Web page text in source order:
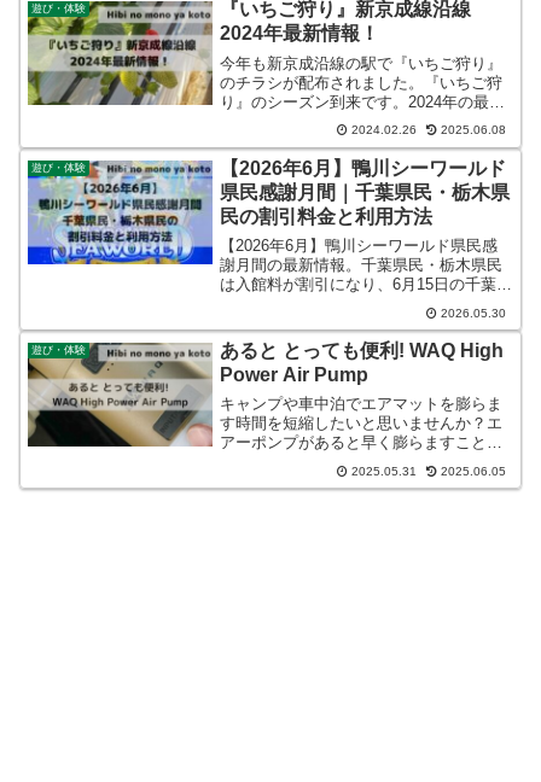
遊び・体験
『いちご狩り』新京成線沿線
2024年最新情報！
今年も新京成沿線の駅で『いちご狩り』
のチラシが配布されました。『いちご狩
り』のシーズン到来です。2024年の最新
情報を確認してみましょう。
2024.02.26 2025.06.08
遊び・体験
【2026年6月】鴨川シーワールド
県民感謝月間｜千葉県民・栃木県
民の割引料金と利用方法
【2026年6月】鴨川シーワールド県民感
謝月間の最新情報。千葉県民・栃木県民
は入館料が割引になり、6月15日の千葉県
民の日は中学生以下無料。料金・特典・
利用条件・注意点を分かりやすく解説し
ます。
2026.05.30
遊び・体験
あると とっても便利! WAQ High
Power Air Pump
キャンプや車中泊でエアマットを膨らま
す時間を短縮したいと思いませんか？エ
アーポンプがあると早く膨らますことが
でき撤収時も早くたたむことができま
す。エアマットを膨らませるだけではな
2025.05.31 2025.06.05